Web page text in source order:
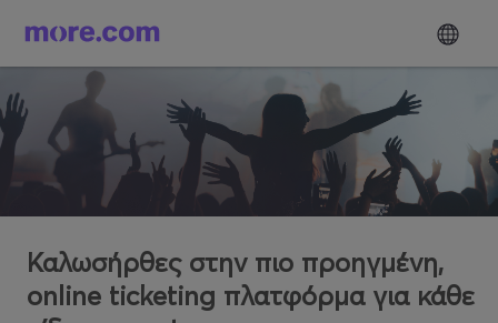
Καλωσήρθες στην πιο προηγμένη,
online ticketing πλατφόρμα για κάθε